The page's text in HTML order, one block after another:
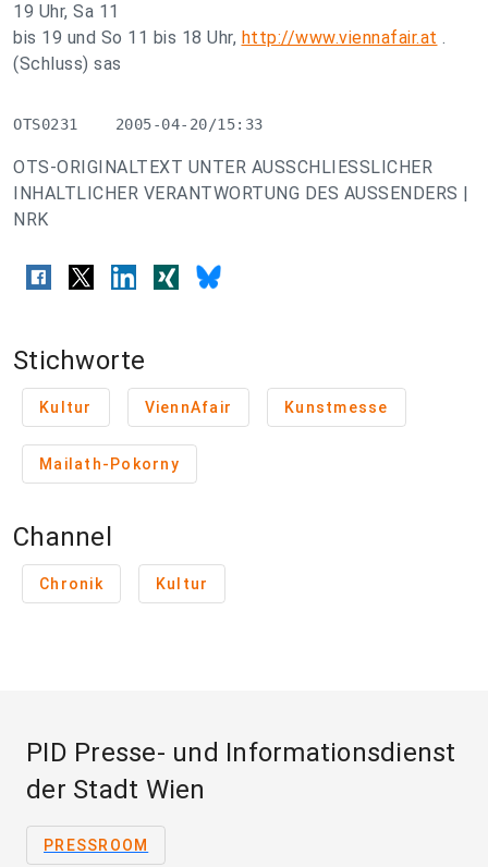
19 Uhr, Sa 11
bis 19 und So 11 bis 18 Uhr, http://www.viennafair.at .
(Schluss) sas
OTS0231    2005-04-20/15:33
OTS-ORIGINALTEXT UNTER AUSSCHLIESSLICHER
INHALTLICHER VERANTWORTUNG DES AUSSENDERS |
NRK
Stichworte
Kultur ViennAfair Kunstmesse
Mailath-Pokorny
Channel
Chronik Kultur
PID Presse- und Informationsdienst
der Stadt Wien
PRESSROOM